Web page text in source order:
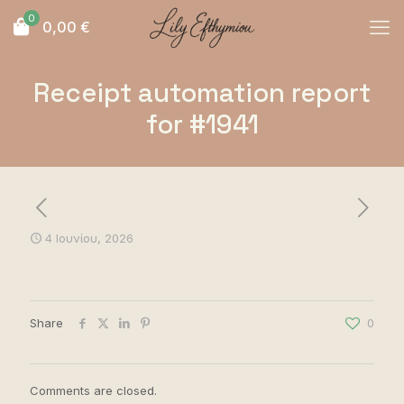
0 0,00 €
Receipt automation report
for #1941
4 Ιουνίου, 2026
Share 0
Comments are closed.